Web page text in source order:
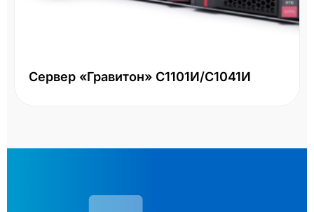
Сервер «Гравитон» С1101И/С1041И